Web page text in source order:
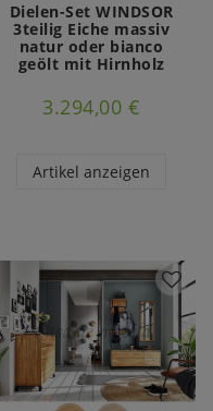
Dielen-Set WINDSOR
3teilig Eiche massiv
natur oder bianco
geölt mit Hirnholz
3.294,00 €
Artikel anzeigen